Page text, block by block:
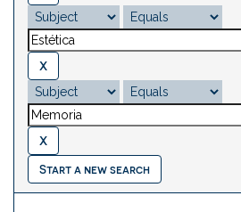
Start a new search